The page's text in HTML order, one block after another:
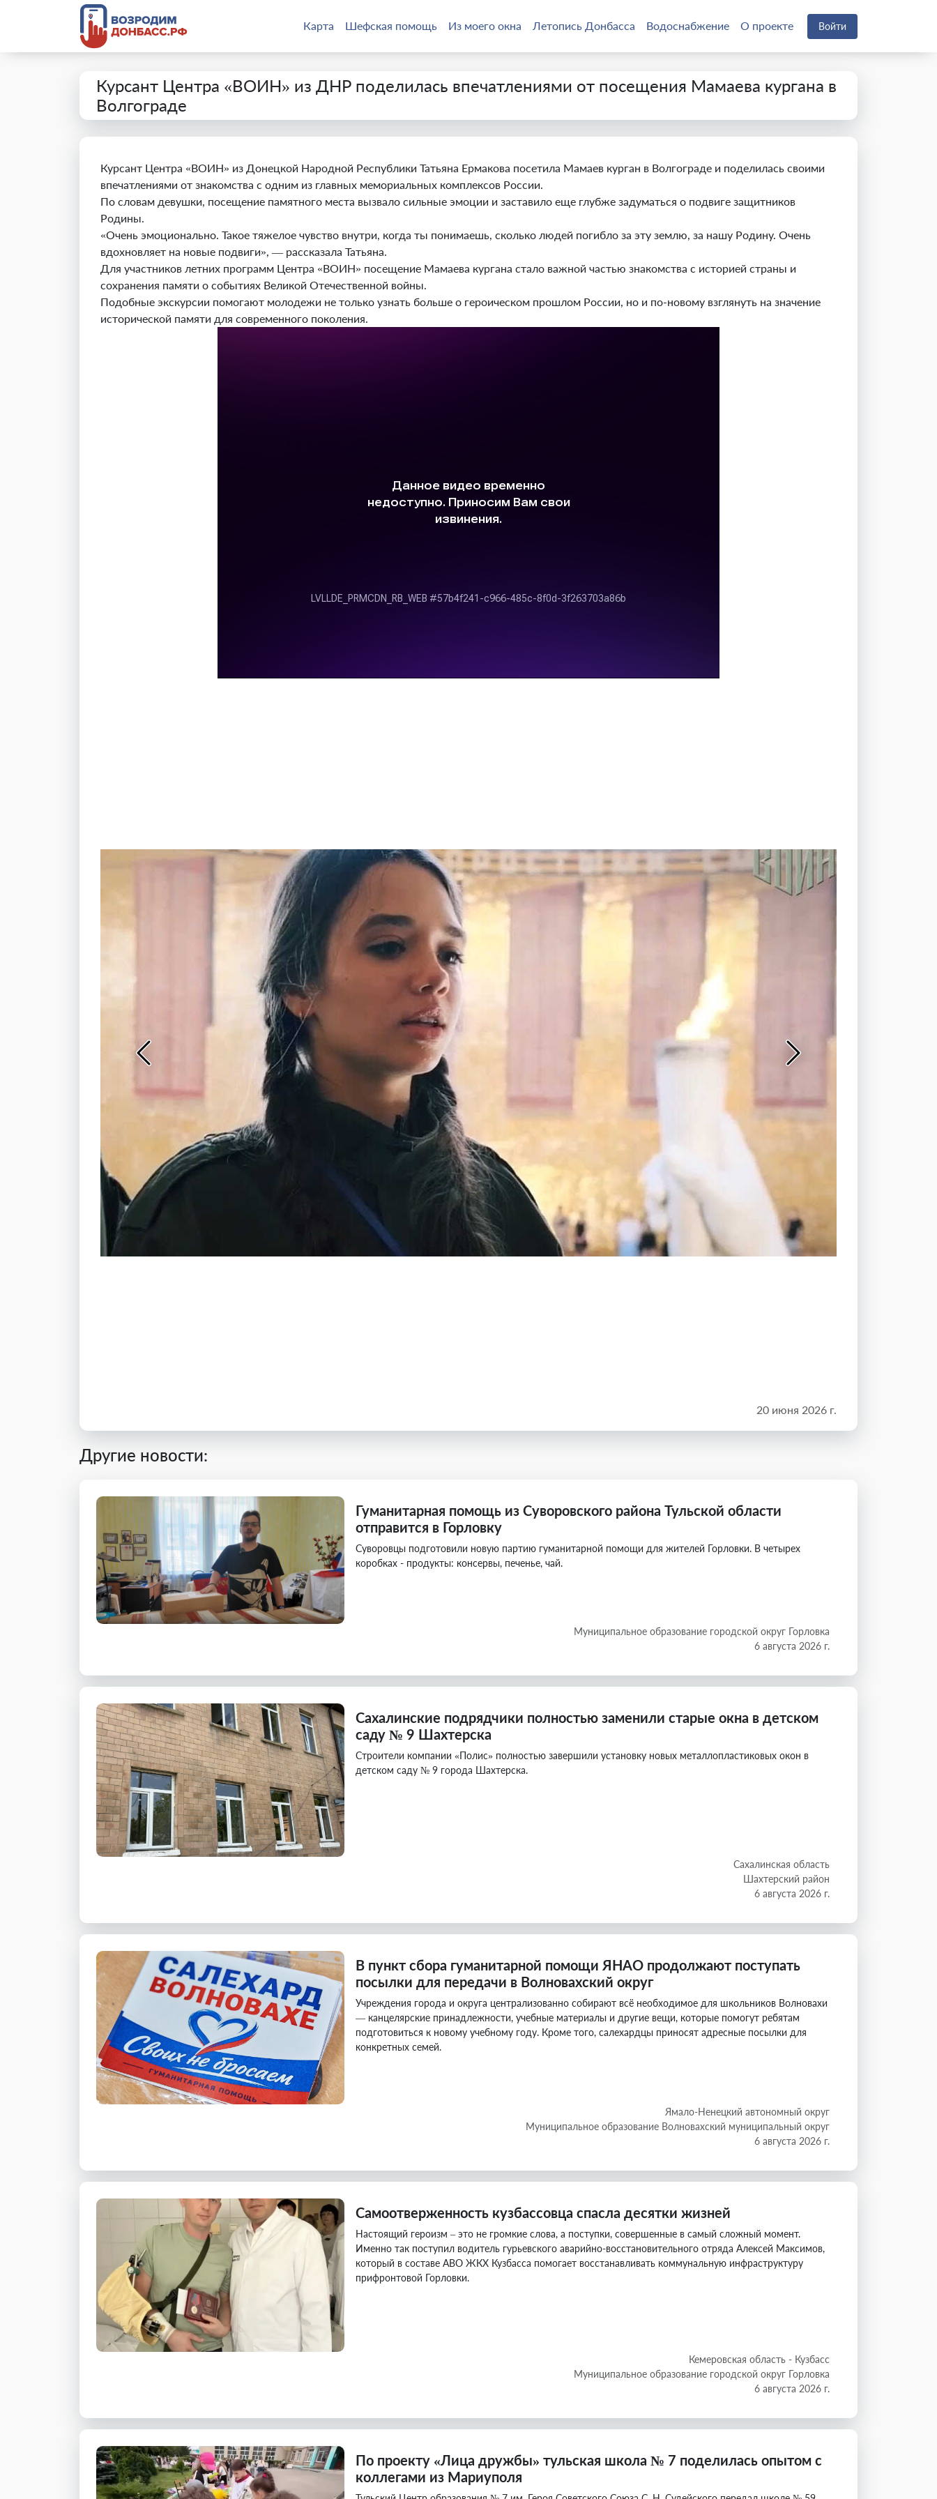
Карта Шефская помощь Из моего окна Летопись Донбасса Водоснабжение О проекте Войти
Курсант Центра «ВОИН» из ДНР поделилась впечатлениями от посещения Мамаева кургана в
Волгограде
Курсант Центра «ВОИН» из Донецкой Народной Республики Татьяна Ермакова посетила Мамаев курган в Волгограде и поделилась своими
впечатлениями от знакомства с одним из главных мемориальных комплексов России.
По словам девушки, посещение памятного места вызвало сильные эмоции и заставило еще глубже задуматься о подвиге защитников
Родины.
«Очень эмоционально. Такое тяжелое чувство внутри, когда ты понимаешь, сколько людей погибло за эту землю, за нашу Родину. Очень
вдохновляет на новые подвиги», — рассказала Татьяна.
Для участников летних программ Центра «ВОИН» посещение Мамаева кургана стало важной частью знакомства с историей страны и
сохранения памяти о событиях Великой Отечественной войны.
Подобные экскурсии помогают молодежи не только узнать больше о героическом прошлом России, но и по-новому взглянуть на значение
исторической памяти для современного поколения.
20 июня 2026 г.
Другие новости:
Гуманитарная помощь из Суворовского района Тульской области
отправится в Горловку
Суворовцы подготовили новую партию гуманитарной помощи для жителей Горловки. В четырех
коробках - продукты: консервы, печенье, чай.
Муниципальное образование городской округ Горловка
6 августа 2026 г.
Сахалинские подрядчики полностью заменили старые окна в детском
саду № 9 Шахтерска
Строители компании «Полис» полностью завершили установку новых металлопластиковых окон в
детском саду № 9 города Шахтерска.
Сахалинская область
Шахтерский район
6 августа 2026 г.
В пункт сбора гуманитарной помощи ЯНАО продолжают поступать
посылки для передачи в Волновахский округ
Учреждения города и округа централизованно собирают всё необходимое для школьников Волновахи
— канцелярские принадлежности, учебные материалы и другие вещи, которые помогут ребятам
подготовиться к новому учебному году. Кроме того, салехардцы приносят адресные посылки для
конкретных семей.
Ямало-Ненецкий автономный округ
Муниципальное образование Волновахский муниципальный округ
6 августа 2026 г.
Самоотверженность кузбассовца спасла десятки жизней
Настоящий героизм – это не громкие слова, а поступки, совершенные в самый сложный момент.
Именно так поступил водитель гурьевского аварийно-восстановительного отряда Алексей Максимов,
который в составе АВО ЖКХ Кузбасса помогает восстанавливать коммунальную инфраструктуру
прифронтовой Горловки.
Кемеровская область - Кузбасс
Муниципальное образование городской округ Горловка
6 августа 2026 г.
По проекту «Лица дружбы» тульская школа № 7 поделилась опытом с
коллегами из Мариуполя